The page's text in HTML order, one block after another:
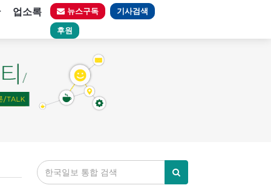
업소록 뉴스구독 기사검색
후원